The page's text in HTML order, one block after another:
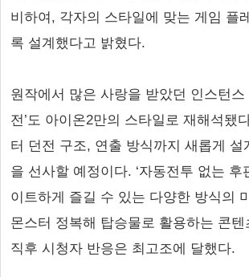
비하여, 각자의 스타일에 맞는 게임 플
록 설계했다고 밝혔다.
원작에서 많은 사랑을 받았던 인스턴스
전’도 아이온2만의 스타일로 재해석됐
터 던전 구조, 연출 방식까지 새롭게 설
을 선사할 예정이다. ‘자동전투 없는 후
이트하게 즐길 수 있는 다양한 방식의
몬스터 정복해 탑승물로 활용하는 콘텐
직후 시청자 반응은 최고조에 달했다.